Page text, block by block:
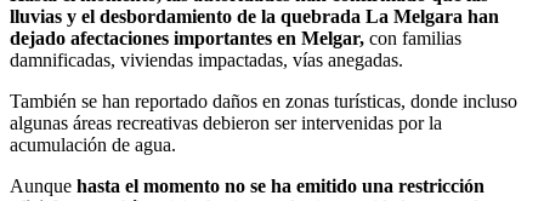
lluvias y el desbordamiento de la quebrada La Melgara han
dejado afectaciones importantes en Melgar, con familias
damnificadas, viviendas impactadas, vías anegadas.
También se han reportado daños en zonas turísticas, donde incluso
algunas áreas recreativas debieron ser intervenidas por la
acumulación de agua.
Aunque hasta el momento no se ha emitido una restricción